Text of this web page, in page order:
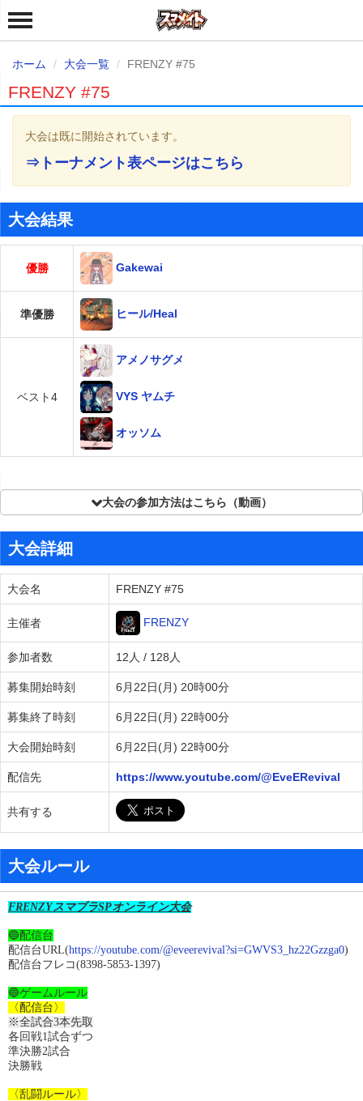
ホーム 大会一覧 FRENZY #75
FRENZY #75
大会は既に開始されています。
⇒トーナメント表ページはこちら
大会結果
優勝 Gakewai
準優勝 ヒール/Heal
ベスト4
アメノサグメ
VYS ヤムチ
オッソム
大会の参加方法はこちら（動画）
大会詳細
大会名 FRENZY #75
主催者 FRENZY
参加者数 12人 / 128人
募集開始時刻 6月22日(月) 20時00分
募集終了時刻 6月22日(月) 22時00分
大会開始時刻 6月22日(月) 22時00分
配信先 https://www.youtube.com/@EveERevival
共有する
大会ルール
FRENZYスマブラSPオンライン大会
🔵配信台
配信台URL(https://youtube.com/@eveerevival?si=GWVS3_hz22Gzzga0)
配信台フレコ(8398-5853-1397)
🔵ゲームルール
〈配信台〉
※全試合3本先取
各回戦1試合ずつ
準決勝2試合
決勝戦
〈乱闘ルール〉